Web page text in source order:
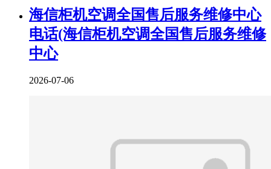
海信柜机空调全国售后服务维修中心
电话(海信柜机空调全国售后服务维修
中心
2026-07-06